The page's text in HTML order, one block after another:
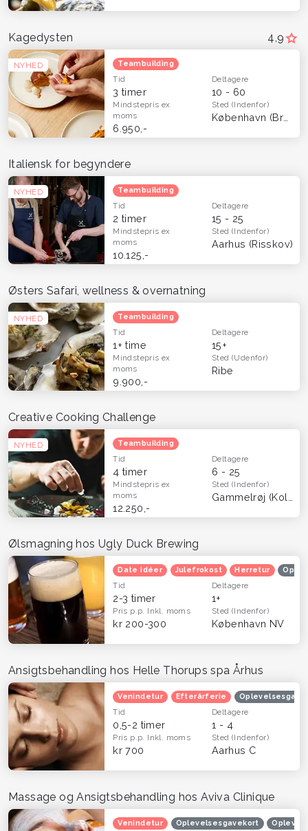
4,9
NYHED
Kagedysten
Teambuilding
Tid
3 timer
Deltagere
10 - 60
Mindstepris ex
moms
6.950,-
Sted(Indenfor)
NYHED
Italiensk for begyndere
Teambuilding
Tid
2 timer
Deltagere
15 - 25
Mindstepris ex
moms
10.125,-
Sted(Indenfor)
Aarhus (Risskov)
NYHED
Østers Safari, wellness & overnatning
Teambuilding
Tid
1+ time
Deltagere
15+
Mindstepris ex
moms
9.900,-
Sted(Udenfor)
Ribe
NYHED
Creative Cooking Challenge
Teambuilding
Tid
4 timer
Deltagere
6 - 25
Mindstepris ex
moms
12.250,-
Sted(Indenfor)
Ølsmagning hos Ugly Duck Brewing
Date idéer Julefrokost Herretur
Tid
2-3 timer
Deltagere
1+
Pris p.p. Inkl. moms
kr 200-300
Sted(Indenfor)
København NV
Ansigtsbehandling hos Helle Thorups spa Århus
Venindetur Efterårferie
Tid
0,5-2 timer
Deltagere
1 - 4
Pris p.p. Inkl. moms
kr 700
Sted(Indenfor)
Aarhus C
Massage og Ansigtsbehandling hos Aviva Clinique
Venindetur Oplevelsesgavekort